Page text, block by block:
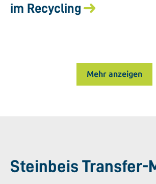
im Recycling
Mehr anzeigen
Steinbeis Transfer-